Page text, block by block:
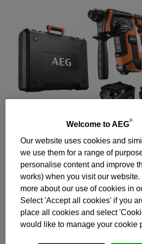
Welcome to AEG
®
Our website uses cookies and
we use them for a range of
personalise content and improve
works) when you visit our
more about our use of cookies in
Select 'Accept all cookies' if you
place all cookies and select
would like to manage your cookie